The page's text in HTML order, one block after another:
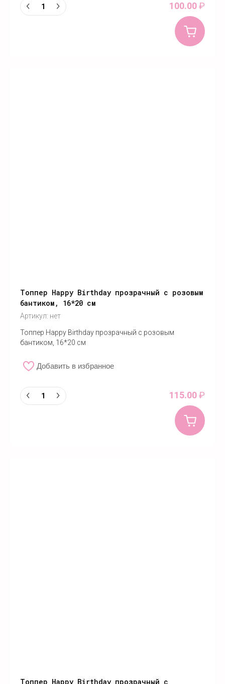
100.00₽
Топпер Happy Birthday прозрачный с розовым
бантиком, 16*20 см
Артикул: нет
Топпер Happy Birthday прозрачный с розовым
бантиком, 16*20 см
Добавить в избранное
115.00₽
Топпер Happy Birthday прозрачный с